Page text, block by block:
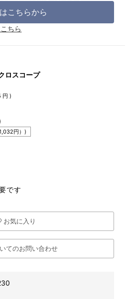
こちらから
ちら
ロスコープ
円 )
円）)
です
お気に入り
てのお問い合わせ